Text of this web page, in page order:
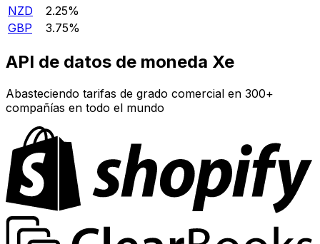
NZD
2.25%
GBP
3.75%
API de datos de moneda Xe
Abasteciendo tarifas de grado comercial en 300+
compañías en todo el mundo